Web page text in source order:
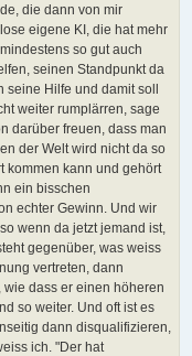
die dann von mir
eigene KI, die hat mehr
so gut auch
seinen Standpunkt da
seine Hilfe und damit soll
weiter rumplärren, sage
darüber freuen, dass man
der Welt wird nicht da so
kommen kann und gehört
ein bisschen
echter Gewinn. Und wir
wenn da jetzt jemand ist,
gegenüber, was weiss
vertreten, dann
dass er einen höheren
so weiter. Und oft ist es
dann disqualifizieren,
ich. "Der hat